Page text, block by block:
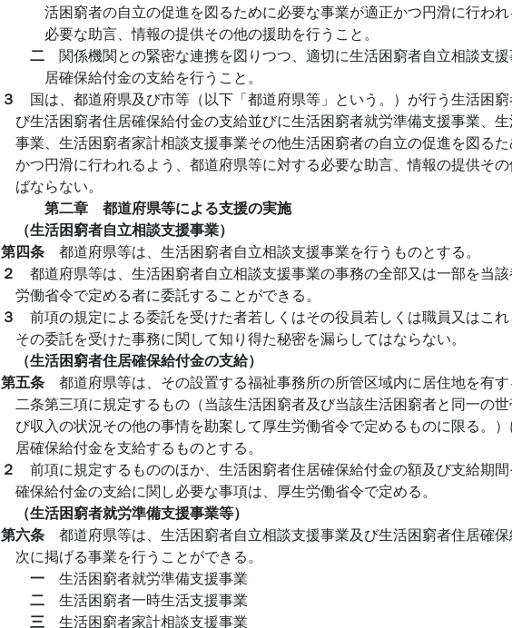
活困窮者の自立の促進を図るために必要な事業が適正かつ円滑に行わ
必要な助言、情報の提供その他の援助を行うこと。
二 関係機関との緊密な連携を図りつつ、適切に生活困窮者自立相談支
居確保給付金の支給を行うこと。
３ 国は、都道府県及び市等（以下「都道府県等」という。）が行う生活困
び生活困窮者住居確保給付金の支給並びに生活困窮者就労準備支援事業、
事業、生活困窮者家計相談支援事業その他生活困窮者の自立の促進を図る
かつ円滑に行われるよう、都道府県等に対する必要な助言、情報の提供そ
ばならない。
第二章 都道府県等による支援の実施
（生活困窮者自立相談支援事業）
第四条 都道府県等は、生活困窮者自立相談支援事業を行うものとする。
２ 都道府県等は、生活困窮者自立相談支援事業の事務の全部又は一部を当
労働省令で定める者に委託することができる。
３ 前項の規定による委託を受けた者若しくはその役員若しくは職員又はこれ
その委託を受けた事務に関して知り得た秘密を漏らしてはならない。
（生活困窮者住居確保給付金の支給）
第五条 都道府県等は、その設置する福祉事務所の所管区域内に居住地を有
二条第三項に規定するもの（当該生活困窮者及び当該生活困窮者と同一の
び収入の状況その他の事情を勘案して厚生労働省令で定めるものに限る。
居確保給付金を支給するものとする。
２ 前項に規定するもののほか、生活困窮者住居確保給付金の額及び支給期
確保給付金の支給に関し必要な事項は、厚生労働省令で定める。
（生活困窮者就労準備支援事業等）
第六条 都道府県等は、生活困窮者自立相談支援事業及び生活困窮者住居確保
次に掲げる事業を行うことができる。
一 生活困窮者就労準備支援事業
二 生活困窮者一時生活支援事業
三 生活困窮者家計相談支援事業